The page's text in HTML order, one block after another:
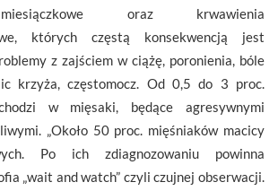
oraz krwawienia
których częstą konsekwencją jest
z zajściem w ciążę, poronienia, bóle
krzyża, częstomocz. Od 0,5 do 3 proc.
w mięsaki, będące agresywnymi
„Około 50 proc. mięśniaków macicy
Po ich zdiagnozowaniu powinna
„wait and watch” czyli czujnej obserwacji.